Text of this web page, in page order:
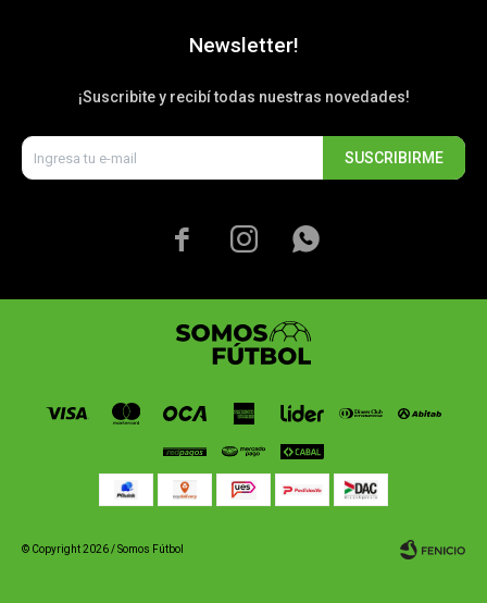
Newsletter!
¡Suscribite y recibí todas nuestras novedades!
SUSCRIBIRME
  
© Copyright 2026 / Somos Fútbol